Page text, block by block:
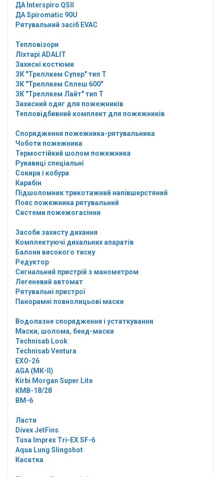
ДА Interspiro QSII
ДА Spiromatic 90U
Рятувальний засіб EVAC
Тепловізори
Ліхтарі ADALIT
Захисні костюми
ЗК "Треллкем Супер" тип Т
ЗК "Треллкем Сплеш 600"
ЗК "Треллкем Лайт" тип Т
Захисний одяг для пожежників
Тепловідбивний комплект для пожежників
Спорядження пожежника-рятувальника
Чоботи пожежника
Термостійкий шолом пожежника
Рукавиці спеціальні
Сокира і кобура
Карабін
Підшоломник трикотажний напівшерстяний
Пояс пожежника рятувальний
Системи пожежогасіння
Засоби захисту дихання
Комплектуючі дихальних апаратів
Балони високого тиску
Редуктор
Сигнальний пристрій з манометром
Легеневий автомат
Рятувальні пристрої
Панорамні повнолицьові маски
Водолазне спорядження і устаткування
Маски, шолома, бенд-маски
Technisab Look
Technisab Ventura
EXO-26
AGA (МК-II)
Kirbi Morgan Super Lite
КМВ-18/28
ВМ-6
Ласти
Divex JetFins
Tusa Imprex Tri-EX SF-6
Aqua Lung Slingshot
Касатка